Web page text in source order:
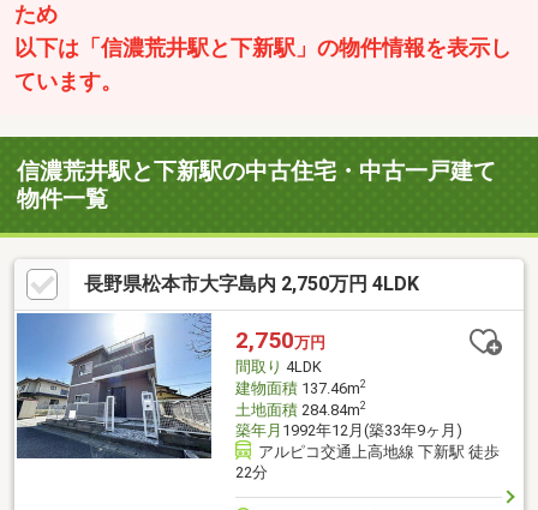
ため
以下は「信濃荒井駅と下新駅」の物件情報を表示し
ています。
信濃荒井駅と下新駅の中古住宅・中古一戸建て
物件一覧
長野県松本市大字島内 2,750万円 4LDK
2,750万円
間取り 4LDK
建物面積137.46m2
土地面積284.84m2
築年月 1992年12月(築33年9ヶ月)
アルピコ交通上高地線 下新駅 徒歩
22分